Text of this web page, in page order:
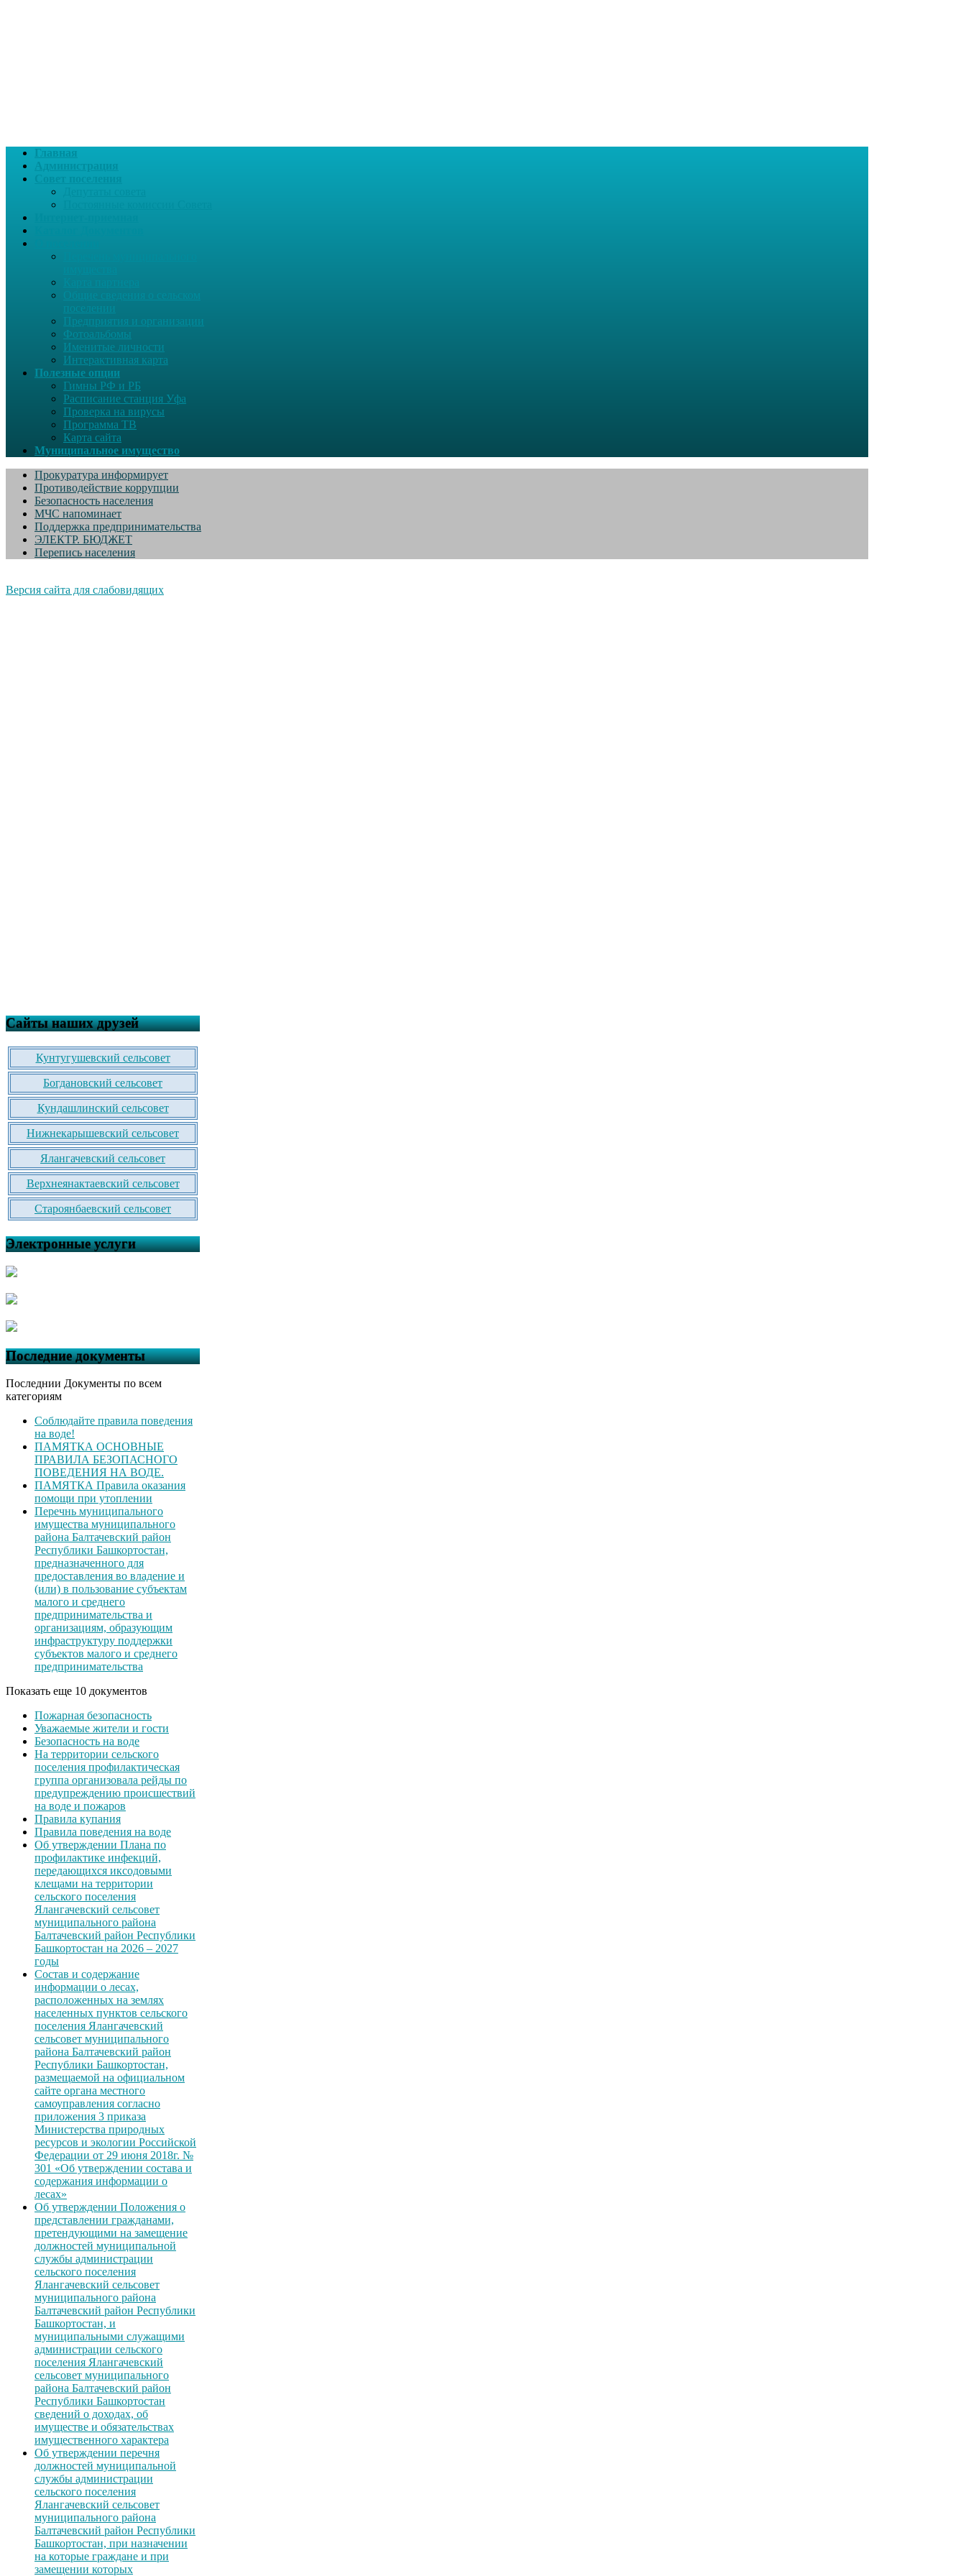
Главная
Администрация
поселении
Предприятия и организации
Фотоальбомы
Именитые личности
Интерактивная карта
Полезные опции
Гимны РФ и РБ
Расписание станция Уфа
Проверка на вирусы
Программа ТВ
Карта сайта
Муниципальное имущество
Прокуратура информирует
Противодействие коррупции
Безопасность населения
МЧС напоминает
Поддержка предпринимательства
ЭЛЕКТР. БЮДЖЕТ
Перепись населения
Версия сайта для слабовидящих
Сайты наших друзей
Кунтугушевский сельсовет
Богдановский сельсовет
Кундашлинский сельсовет
Нижнекарышевский сельсовет
Ялангачевский сельсовет
Верхнеянактаевский сельсовет
Староянбаевский сельсовет
Электронные услуги
Последние документы
Последнии Документы по всем
категориям
Соблюдайте правила поведения
на воде!
ПАМЯТКА ОСНОВНЫЕ
ПРАВИЛА БЕЗОПАСНОГО
ПОВЕДЕНИЯ НА ВОДЕ.
ПАМЯТКА Правила оказания
помощи при утоплении
Перечнь муниципального
имущества муниципального
района Балтачевский район
Республики Башкортостан,
предназначенного для
предоставления во владение и
(или) в пользование субъектам
малого и среднего
предпринимательства и
организациям, образующим
инфраструктуру поддержки
субъектов малого и среднего
предпринимательства
Показать еще 10 документов
Пожарная безопасность
Уважаемые жители и гости
Безопасность на воде
На территории сельского
поселения профилактическая
группа организовала рейды по
предупреждению происшествий
на воде и пожаров
Правила купания
Правила поведения на воде
Об утверждении Плана по
профилактике инфекций,
передающихся иксодовыми
клещами на территории
сельского поселения
Ялангачевский сельсовет
муниципального района
Балтачевский район Республики
Башкортостан на 2026 – 2027
годы
Состав и содержание
информации о лесах,
расположенных на землях
населенных пунктов сельского
поселения Ялангачевский
сельсовет муниципального
района Балтачевский район
Республики Башкортостан,
размещаемой на официальном
сайте органа местного
самоуправления согласно
приложения 3 приказа
Министерства природных
ресурсов и экологии Российской
Федерации от 29 июня 2018г. №
301 «Об утверждении состава и
содержания информации о
лесах»
Об утверждении Положения о
представлении гражданами,
претендующими на замещение
должностей муниципальной
службы администрации
сельского поселения
Ялангачевский сельсовет
муниципального района
Балтачевский район Республики
Башкортостан, и
муниципальными служащими
администрации сельского
поселения Ялангачевский
сельсовет муниципального
района Балтачевский район
Республики Башкортостан
сведений о доходах, об
имуществе и обязательствах
имущественного характера
Об утверждении перечня
должностей муниципальной
службы администрации
сельского поселения
Ялангачевский сельсовет
муниципального района
Балтачевский район Республики
Башкортостан, при назначении
на которые граждане и при
замещении которых